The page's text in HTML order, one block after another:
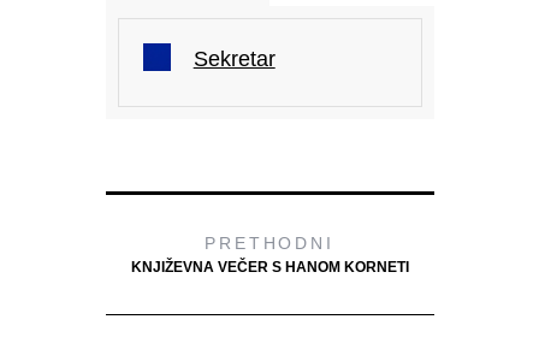
Sekretar
PRETHODNI
KNJIŽEVNA VEČER S HANOM KORNETI